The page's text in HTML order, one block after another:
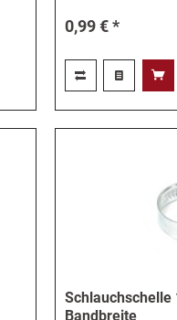
0,99 € *
Bandbreite